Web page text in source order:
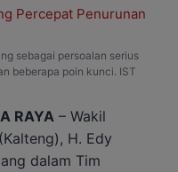
sebagai persoalan serius
beberapa poin kunci. IST
RAYA – Wakil
H. Edy
dalam Tim